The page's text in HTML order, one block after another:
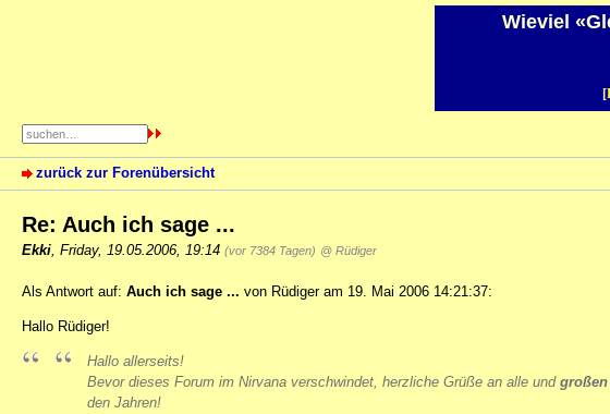
Wieviel
[
zurück zur Forenübersicht
Re: Auch ich sage ...
Ekki Friday, 19.05.2006, 19:14 (vor 7384 Tagen) @ Rüdiger
Als Antwort auf: Auch ich sage ... von Rüdiger am 19. Mai 2006 14:21:37:
Hallo Rüdiger!
Hallo allerseits!
Bevor dieses Forum im Nirvana verschwindet, herzliche Grüße an alle und
den Jahren!